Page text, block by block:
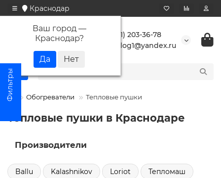
Краснодар
Ваш город —
Краснодар?
+7 (861) 203-36-78
buranlog1@yandex.ru
Обогреватели Тепловые пушки
Тепловые пушки в Краснодаре
Производители
Ballu Kalashnikov Loriot Тепломаш